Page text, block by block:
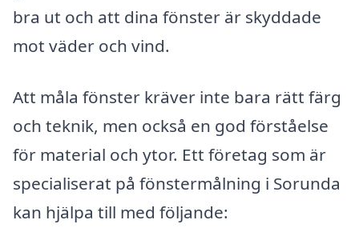
bra ut och att dina fönster är skyddade
mot väder och vind.
Att måla fönster kräver inte bara rätt färg
och teknik, men också en god förståelse
för material och ytor. Ett företag som är
specialiserat på fönstermålning i Sorunda
kan hjälpa till med följande: